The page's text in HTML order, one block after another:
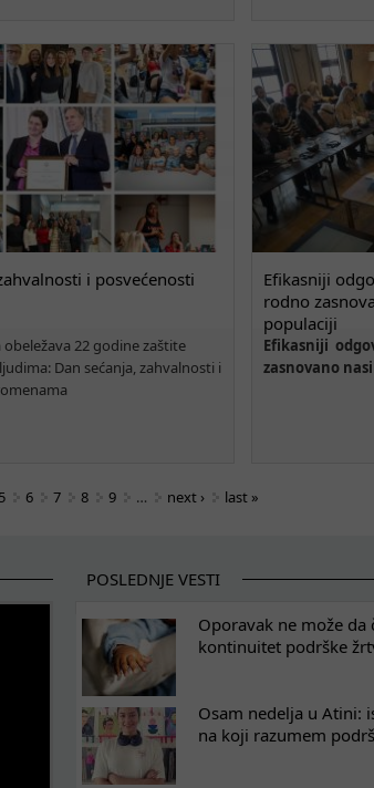
i posvećenosti
22 godine zaštite
Dan sećanja, zahvalnosti i
Efikasniji
rodno
populaciji
Efikasniji
zasnovano
5 6 7 8 9 … next › last »
POSLEDNJE VESTI
Oporavak ne može
kontinuitet podrške
Osam nedelja u Atini:
na koji razumem